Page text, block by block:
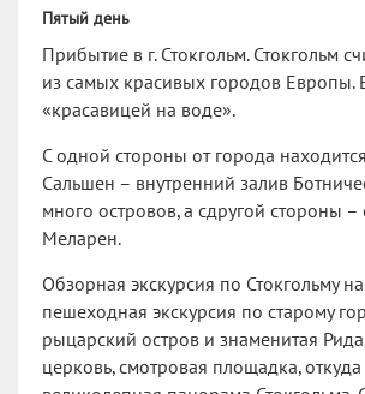
Пятый день
Прибытие в г. Стокгольм. Стокгольм
из самых красивых городов Европы.
«красавицей на воде».
С одной стороны от города
Сальшен – внутренний залив
много островов, а сдругой стороны –
Меларен.
Обзорная экскурсия по Стокгольму
пешеходная экскурсия по старому
рыцарский остров и знаменитая
церковь, смотровая площадка, откуда